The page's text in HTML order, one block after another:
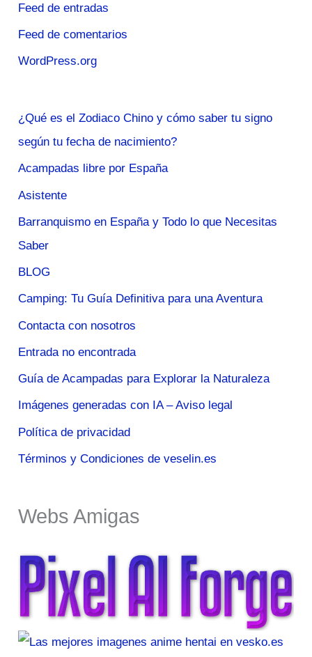
Feed de entradas
Feed de comentarios
WordPress.org
¿Qué es el Zodiaco Chino y cómo saber tu signo
según tu fecha de nacimiento?
Acampadas libre por España
Asistente
Barranquismo en España y Todo lo que Necesitas
Saber
BLOG
Camping: Tu Guía Definitiva para una Aventura
Contacta con nosotros
Entrada no encontrada
Guía de Acampadas para Explorar la Naturaleza
Imágenes generadas con IA – Aviso legal
Política de privacidad
Términos y Condiciones de veselin.es
Webs Amigas